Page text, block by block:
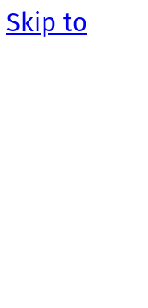
Skip to